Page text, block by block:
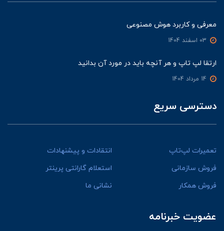
معرفی و کاربرد هوش مصنوعی
ارتقا لپ تاپ و هر آنچه باید در مورد آن بدانید
دسترسی سریع
تعمیرات لپ‌تاپ
انتقادات و پیشنهادات
فروش سازمانی
استعلام گارانتی پرینتر
فروش همکار
نشانی ما
عضویت خبرنامه